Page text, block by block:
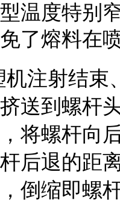
温度特别
了熔料在
注射结束
送到螺杆
将螺杆向
后退的距
倒缩即螺